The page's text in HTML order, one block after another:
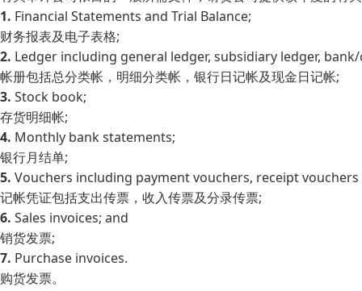
1. Financial Statements and Trial Balance;
财务报表及电子表格;
2. Ledger including general ledger, subsidiary ledger,
帐册包括总分类帐，明细分类帐，银行日记帐及现金日记帐;
3. Stock book;
存货明细帐;
4. Monthly bank statements;
银行月结单;
5. Vouchers including payment vouchers, receipt
记帐凭证包括支出传票，收入传票及分录传票;
6. Sales invoices; and
销货发票;
7. Purchase invoices.
购货发票。